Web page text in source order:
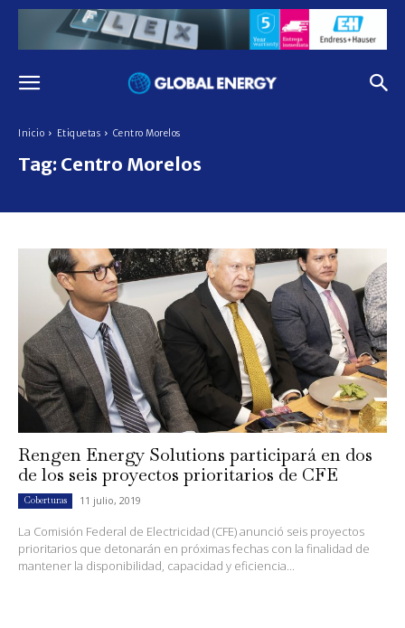
Inicio Etiquetas Centro Morelos
Tag: Centro Morelos
Rengen Energy Solutions participará en dos
de los seis proyectos prioritarios de CFE
Coberturas 11 julio, 2019
La Comisión Federal de Electricidad (CFE) anunció seis proyectos
prioritarios que detonarán en próximas fechas con la finalidad de
mantener la disponibilidad, capacidad y eficiencia...